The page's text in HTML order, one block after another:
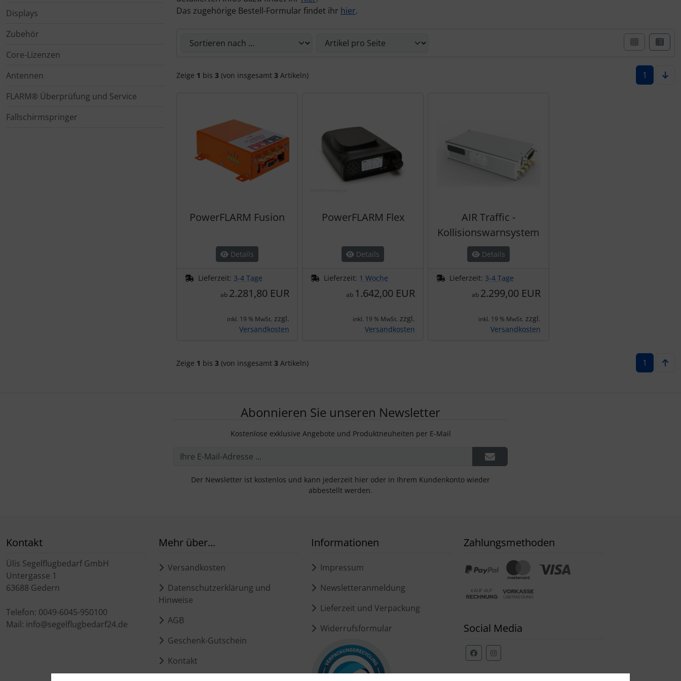
Displays
Zubehör
Core-Lizenzen
Antennen
FLARM® Überprüfung und Service
Fallschirmspringer
Das zugehörige Bestell-Formular findet ihr hier.
Zeige 1 bis 3 (von insgesamt 3 Artikeln) 1
PowerFLARM Fusion
Details
Lieferzeit: 3-4 Tage
ab 2.281,80 EUR
inkl. 19 % MwSt. zzgl.
Versandkosten
PowerFLARM Flex
Details
Lieferzeit: 1 Woche
ab 1.642,00 EUR
inkl. 19 % MwSt. zzgl.
Versandkosten
AIR Traffic -
Kollisionswarnsystem
Details
Lieferzeit: 3-4 Tage
ab 2.299,00 EUR
inkl. 19 % MwSt. zzgl.
Versandkosten
Zeige 1 bis 3 (von insgesamt 3 Artikeln) 1
Abonnieren Sie unseren Newsletter
Kostenlose exklusive Angebote und Produktneuheiten per E-Mail
Der Newsletter ist kostenlos und kann jederzeit hier oder in Ihrem Kundenkonto wieder
abbestellt werden.
Kontakt
Ülis Segelflugbedarf GmbH
Untergasse 1
63688 Gedern
Telefon: 0049-6045-950100
Mail: info@segelflugbedarf24.de
Mehr über...
Versandkosten
Datenschutzerklärung und
Hinweise
AGB
Geschenk-Gutschein
Kontakt
Informationen
Impressum
Newsletteranmeldung
Lieferzeit und Verpackung
Widerrufsformular
Zahlungsmethoden
Social Media
Fliegeruhren
Für Pilotenkinder
Geschenk-Boutique
Literatur / Bücher
Südfrankreich-Zubehör
Thermikhüte